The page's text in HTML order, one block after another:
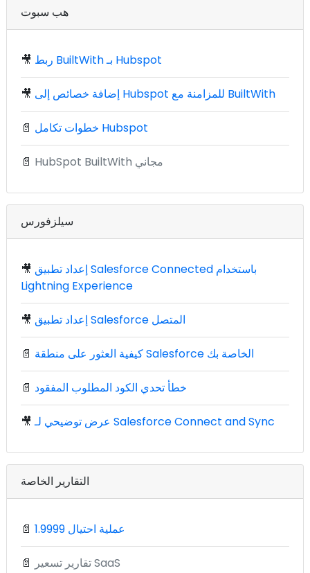
هب سبوت
🎥 ربط BuiltWith بـ Hubspot
🎥 إضافة خصائص إلى Hubspot للمزامنة مع BuiltWith
📄 خطوات تكامل Hubspot
📄 HubSpot BuiltWith مجاني
سيلزفورس
🎥 إعداد تطبيق Salesforce Connected باستخدام
Lightning Experience
🎥 إعداد تطبيق Salesforce المتصل
📄 كيفية العثور على منطقة Salesforce الخاصة بك
📄 خطأ تحدي الكود المطلوب المفقود
🎥 عرض توضيحي لـ Salesforce Connect and Sync
التقارير الخاصة
📄 1.9999 عملية احتيال
📄 تقارير تسعير SaaS